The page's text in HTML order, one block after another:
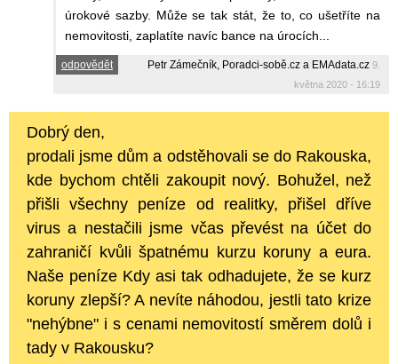
úrokové sazby. Může se tak stát, že to, co ušetříte na
nemovitosti, zaplatíte navíc bance na úrocích...
odpovědět Petr Zámečník, Poradci-sobě.cz a EMAdata.cz 9.
května 2020 - 16:19
Dobrý den,
prodali jsme dům a odstěhovali se do Rakouska,
kde bychom chtěli zakoupit nový. Bohužel, než
přišli všechny peníze od realitky, přišel dříve
virus a nestačili jsme včas převést na účet do
zahraničí kvůli špatnému kurzu koruny a eura.
Naše peníze Kdy asi tak odhadujete, že se kurz
koruny zlepší? A nevíte náhodou, jestli tato krize
"nehýbne" i s cenami nemovitostí směrem dolů i
tady v Rakousku?